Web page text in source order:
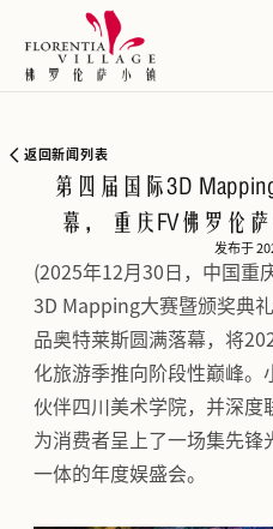
返回新闻列表
第四届国际3D
幕， 重庆FV佛罗伦
发布于
(2025年12月30日，中国重
3D Mapping大赛暨颁奖典
品奥特莱斯圆满落幕，将
化旅游季推向阶段性巅峰。
伙伴四川美术学院，并深度
为消费者呈上了一场集先锋
一体的年度娱盛会。